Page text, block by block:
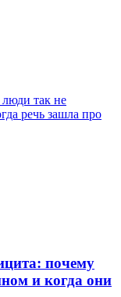
так не
речь зашла про
почему
и когда они